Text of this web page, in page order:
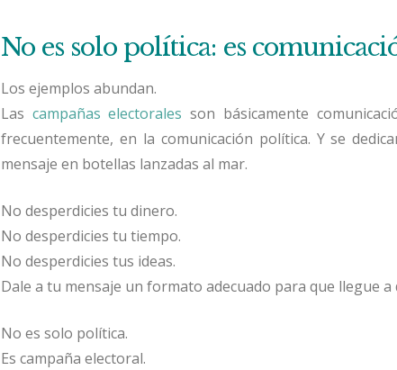
No es solo política: es
Los ejemplos abundan.
Las campañas electorales son básicamente
frecuentemente, en la comunicación política. Y se
mensaje en botellas lanzadas al mar.
No desperdicies tu dinero.
No desperdicies tu tiempo.
No desperdicies tus ideas.
Dale a tu mensaje un formato adecuado para que llegue a
No es solo política.
Es campaña electoral.